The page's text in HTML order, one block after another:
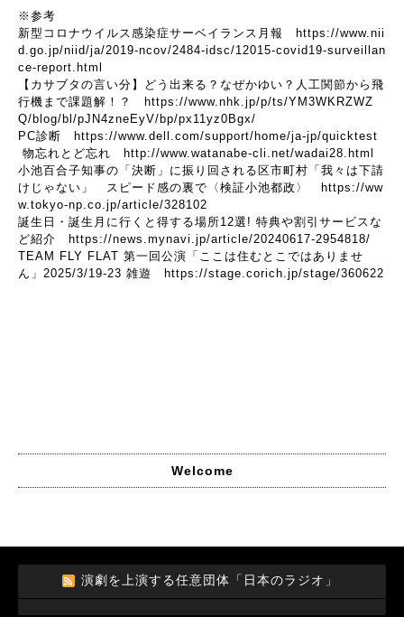
※参考
新型コロナウイルス感染症サーベイランス月報 https://www.nii
d.go.jp/niid/ja/2019-ncov/2484-idsc/12015-covid19-surveillan
ce-report.html
【カサブタの言い分】どう出来る？なぜかゆい？人工関節から飛
行機まで課題解！？ https://www.nhk.jp/p/ts/YM3WKRZWZ
Q/blog/bl/pJN4zneEyV/bp/px11yz0Bgx/
PC診断 https://www.dell.com/support/home/ja-jp/quicktest
物忘れとど忘れ http://www.watanabe-cli.net/wadai28.html
小池百合子知事の「決断」に振り回される区市町村「我々は下請
けじゃない」 スピード感の裏で〈検証小池都政〉 https://ww
w.tokyo-np.co.jp/article/328102
誕生日・誕生月に行くと得する場所12選! 特典や割引サービスな
ど紹介 https://news.mynavi.jp/article/20240617-2954818/
TEAM FLY FLAT 第一回公演「ここは住むとこではありませ
ん」2025/3/19-23 雑遊 https://stage.corich.jp/stage/360622
Welcome
演劇を上演する任意団体「日本のラジオ」